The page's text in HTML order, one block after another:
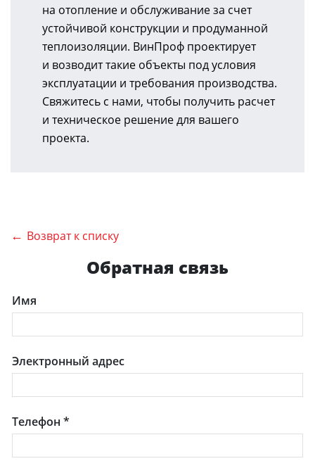
на отопление и обслуживание за счет
устойчивой конструкции и продуманной
теплоизоляции. ВинПроф проектирует
и возводит такие объекты под условия
эксплуатации и требования производства.
Свяжитесь с нами, чтобы получить расчет
и техническое решение для вашего
проекта.
Возврат к списку
Обратная связь
Имя
Электронный адрес
Телефон*